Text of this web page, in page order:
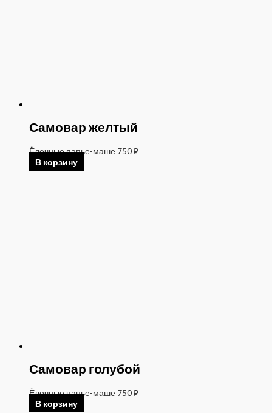
Самовар желтый
Ёлочные папье-маше 750₽
В корзину
Самовар голубой
Ёлочные папье-маше 750₽
В корзину